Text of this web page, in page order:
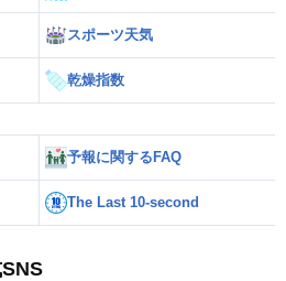
スポーツ天気
乾燥指数
予報に関するFAQ
The Last 10-second